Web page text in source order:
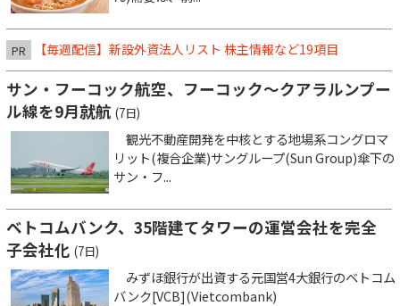
PR 【毎週配信】新設外資法人リスト 株主情報など19項目
サン・フーコック航空、フーコック～クアラルンプー
ル線を9月就航 (7日)
観光不動産開発を中核とする地場系コングロマ
リット(複合企業)サングループ(Sun Group)傘下の
サン・フ...
ベトコムバンク、35階建てタワーの運営会社を完全
子会社化 (7日)
みずほ銀行が出資する元国営4大銀行のベトコム
バンク[VCB](Vietcombank)